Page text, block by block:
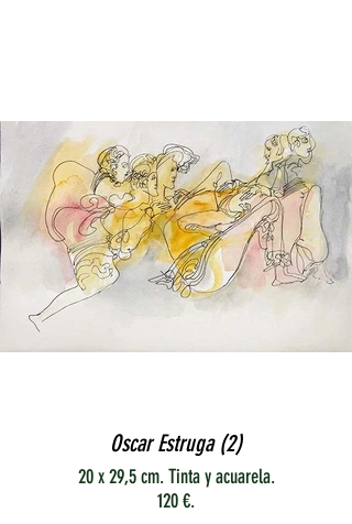
Oscar Estruga (2)
20 x 29,5 cm. Tinta y acuarela.
120 €.